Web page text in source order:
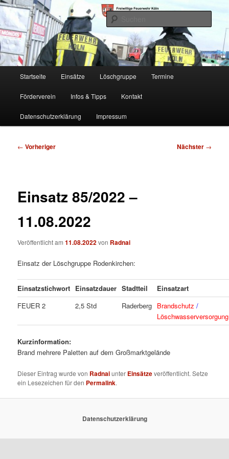
Zum
primären
Inhalt
springenFF Köln, LG RD
Freiwillige Feuerwehr Köln, Löschgruppe Rodenkirchen
Startseite Einsätze Löschgruppe Termine
Förderverein Infos & Tipps Kontakt
Datenschutzerklärung Impressum
Beitragsnavigation
← Vorheriger Nächster →
Einsatz 85/2022 –
11.08.2022
Veröffentlicht am11.08.2022von Radnai
Einsatz der Löschgruppe Rodenkirchen:
Einsatzstichwort Einsatzdauer Stadtteil
Einsatzart
FEUER 2
2,5 Std Raderberg Brandschutz/
Kurzinformation:
Brand mehrere Paletten auf dem Großmarktgelände
Dieser Eintrag wurde von Radnaiunter Einsätzeveröffentlicht. Setze
ein Lesezeichen für den Permalink.
Datenschutzerklärung